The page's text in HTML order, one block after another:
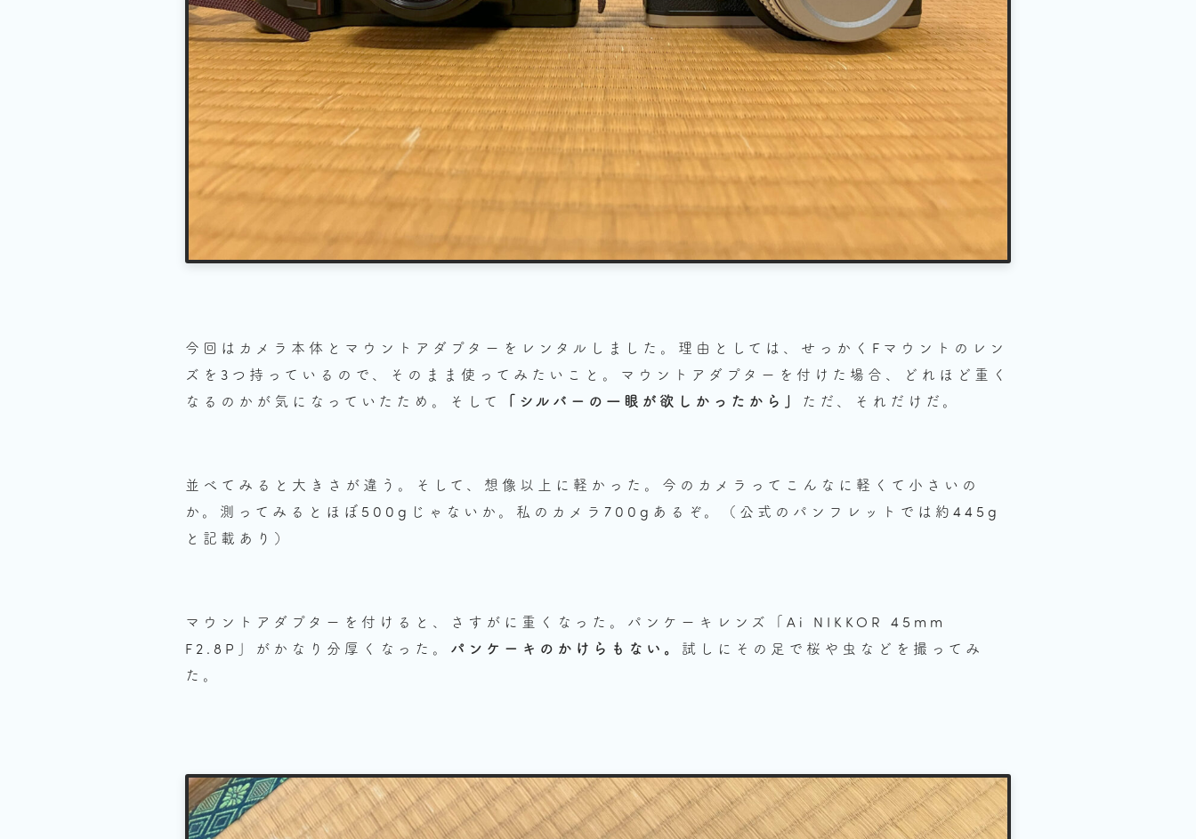
今回はカメラ本体とマウントアダプターをレンタルしました。理由としては、せっかくFマウントのレン
ズを3つ持っているので、そのまま使ってみたいこと。マウントアダプターを付けた場合、どれほど重く
なるのかが気になっていたため。そして
「シルバーの一眼が欲しかったから」 ただ、それだけだ。
並べてみると大きさが違う。そして、想像以上に軽かった。今のカメラってこんなに軽くて小さいの
か。測ってみるとほぼ500gじゃないか。私のカメラ700gあるぞ。（公式のパンフレットでは約445g
と記載あり）
マウントアダプターを付けると、さすがに重くなった。パンケーキレンズ「Ai NIKKOR 45mm
F2.8P」がかなり分厚くなった。 パンケーキのかけらもない。 試しにその足で桜や虫などを撮ってみ
た。